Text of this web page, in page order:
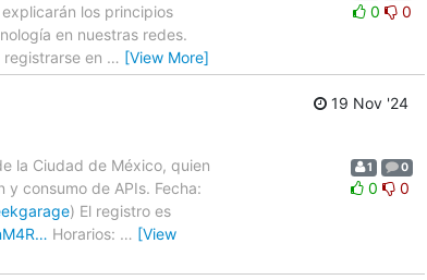
los principios
en nuestras redes.
en … [View More]
0 0
19 Nov '24
la Ciudad de México, quien
consumo de APIs. Fecha:
) El registro es
Horarios: … [View
1 0
0 0